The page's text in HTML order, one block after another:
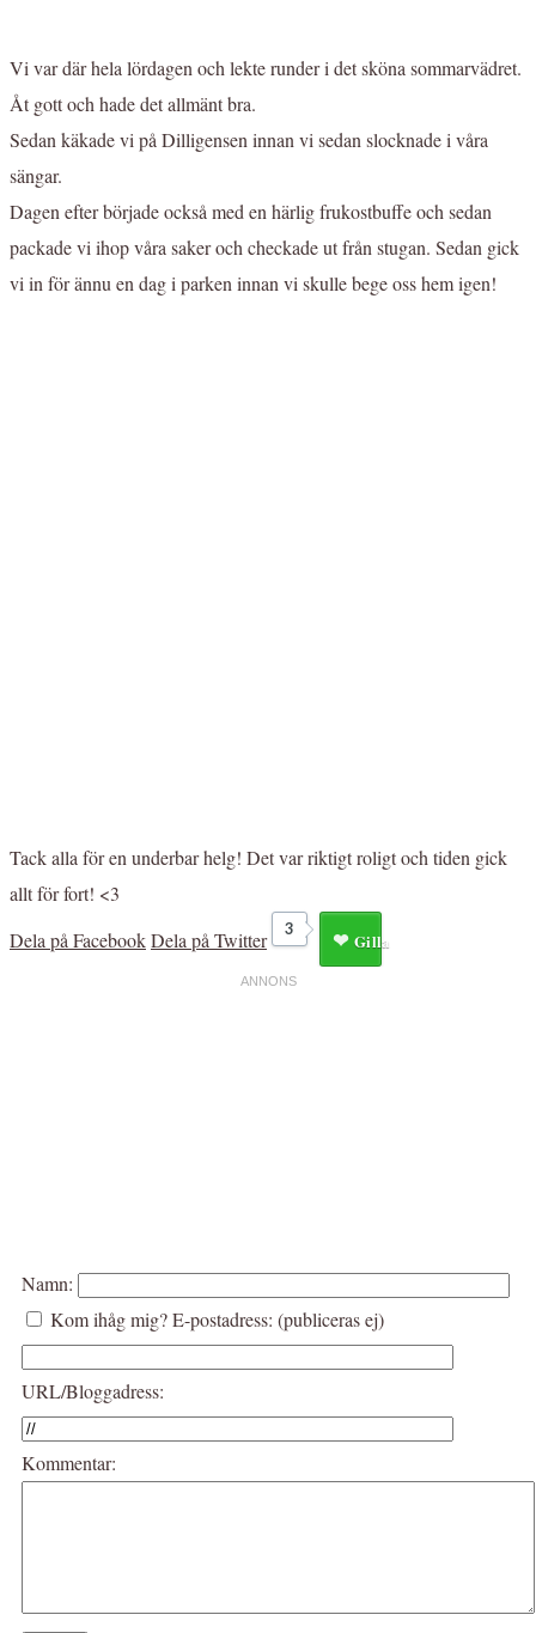
Vi var där hela lördagen och lekte runder i det sköna sommarvädret.
Åt gott och hade det allmänt bra.
Sedan käkade vi på Dilligensen innan vi sedan slocknade i våra
sängar.
Dagen efter började också med en härlig frukostbuffe och sedan
packade vi ihop våra saker och checkade ut från stugan. Sedan gick
vi in för ännu en dag i parken innan vi skulle bege oss hem igen!
Tack alla för en underbar helg! Det var riktigt roligt och tiden gick
allt för fort! <3
Dela på FacebookDela på Twitter 3
Gilla
Namn:
Kom ihåg mig?E-postadress: (publiceras ej)
URL/Bloggadress:
Kommentar: